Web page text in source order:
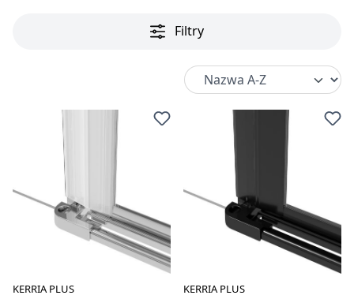
Filtry
KERRIA PLUS KERRIA PLUS